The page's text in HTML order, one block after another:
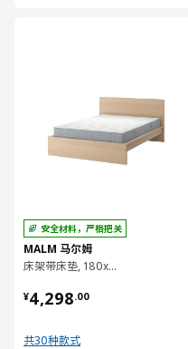
安全材料，严格把关
MALM 马尔姆
床架带床垫, 180x200 厘米
¥4,298.00
¥ 4298.00
共30种款式